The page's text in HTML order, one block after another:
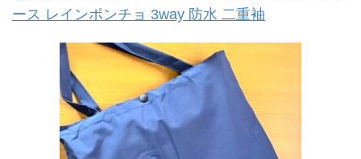
ース レインポンチョ 3way 防水 二重袖